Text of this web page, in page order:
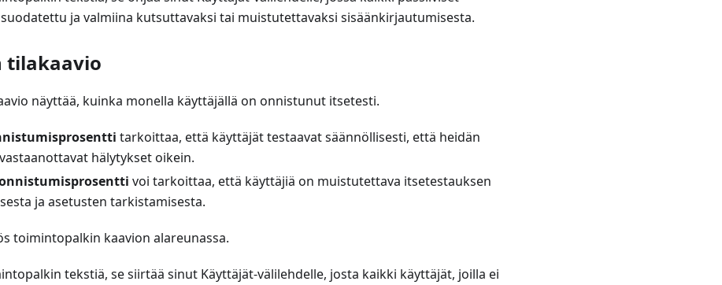
ja valmiina kutsuttavaksi tai muistutettavaksi sisäänkirjautumisesta.
tilakaavio
näyttää, kuinka monella käyttäjällä on onnistunut itsetesti.
tarkoittaa, että käyttäjät testaavat säännöllisesti, että heidän
hälytykset oikein.
voi tarkoittaa, että käyttäjiä on muistutettava itsetestauksen
ja asetusten tarkistamisesta.
toimintopalkin kaavion alareunassa.
tekstiä, se siirtää sinut Käyttäjät-välilehdelle, josta kaikki käyttäjät, joilla ei